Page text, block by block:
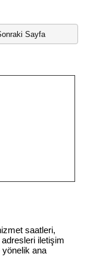
Sayfa
saatleri,
iletişim
yönelik ana